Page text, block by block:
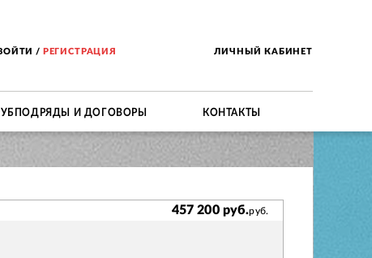
/ РЕГИСТРАЦИЯ ЛИЧНЫЙ КАБИНЕТ
И ДОГОВОРЫ КОНТАКТЫ
457 200 руб.руб.